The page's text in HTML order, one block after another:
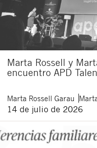
Marta Rossell y
encuentro APD
Marta Rossell Garau
14 de julio de 2026